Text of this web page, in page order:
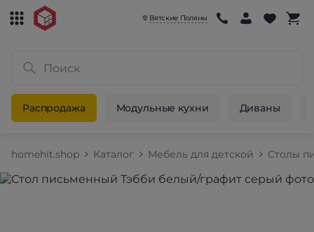
Вятские Поляны
Распродажа Модульные кухни Диваны
homehit.shop Каталог Мебель для детской Столы